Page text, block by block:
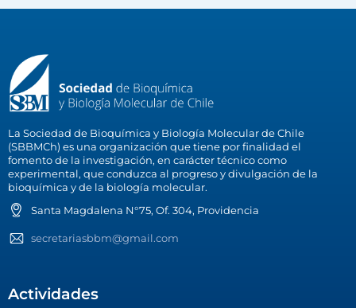
La Sociedad de Bioquímica y Biología Molecular de Chile
(SBBMCh) es una organización que tiene por finalidad el
fomento de la investigación, en carácter técnico como
experimental, que conduzca al progreso y divulgación de la
bioquímica y de la biología molecular.
Santa Magdalena N°75, Of. 304, Providencia
secretariasbbm@gmail.com
Actividades